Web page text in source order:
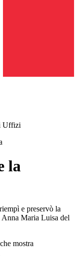
Uffizi
la
e preservò la
Maria Luisa del